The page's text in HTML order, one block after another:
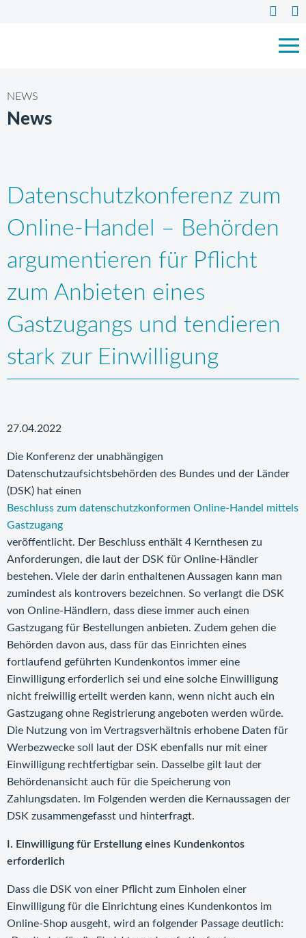
NEWS
News
Datenschutzkonferenz zum
Online-Handel – Behörden
argumentieren für Pflicht
zum Anbieten eines
Gastzugangs und tendieren
stark zur Einwilligung
27.04.2022
Die Konferenz der unabhängigen
Datenschutzaufsichtsbehörden des Bundes und der Länder
(DSK) hat einen
Beschluss zum datenschutzkonformen Online-Handel mittels
Gastzugang
veröffentlicht. Der Beschluss enthält 4 Kernthesen zu
Anforderungen, die laut der DSK für Online-Händler
bestehen. Viele der darin enthaltenen Aussagen kann man
zumindest als kontrovers bezeichnen. So verlangt die DSK
von Online-Händlern, dass diese immer auch einen
Gastzugang für Bestellungen anbieten. Zudem gehen die
Behörden davon aus, dass für das Einrichten eines
fortlaufend geführten Kundenkontos immer eine
Einwilligung erforderlich sei und eine solche Einwilligung
nicht freiwillig erteilt werden kann, wenn nicht auch ein
Gastzugang ohne Registrierung angeboten werden würde.
Die Nutzung von im Vertragsverhältnis erhobene Daten für
Werbezwecke soll laut der DSK ebenfalls nur mit einer
Einwilligung rechtfertigbar sein. Dasselbe gilt laut der
Behördenansicht auch für die Speicherung von
Zahlungsdaten. Im Folgenden werden die Kernaussagen der
DSK zusammengefasst und hinterfragt.
I. Einwilligung für Erstellung eines Kundenkontos
erforderlich
Dass die DSK von einer Pflicht zum Einholen einer
Einwilligung für die Einrichtung eines Kundenkontos im
Online-Shop ausgeht, wird an folgender Passage deutlich: